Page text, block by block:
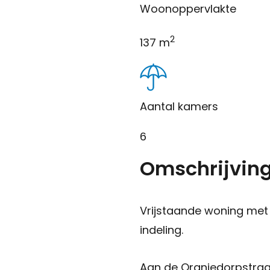
Woonoppervlakte
137 m2
Aantal kamers
6
Vrijstaande woning
indeling.